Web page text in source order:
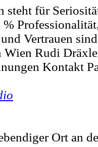
steht für
Vertrauen
Wien Rudi
Kontakt
Ort an